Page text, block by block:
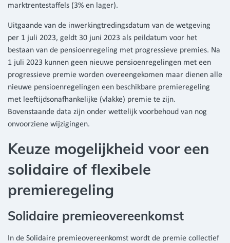
marktrentestaffels (3% en lager).
Uitgaande van de inwerkingtredingsdatum van de wetgeving
per 1 juli 2023, geldt 30 juni 2023 als peildatum voor het
bestaan van de pensioenregeling met progressieve premies. Na
1 juli 2023 kunnen geen nieuwe pensioenregelingen met een
progressieve premie worden overeengekomen maar dienen alle
nieuwe pensioenregelingen een beschikbare premieregeling
met leeftijdsonafhankelijke (vlakke) premie te zijn.
Bovenstaande data zijn onder wettelijk voorbehoud van nog
onvoorziene wijzigingen.
Keuze mogelijkheid voor een
solidaire of flexibele
premieregeling
Solidaire premieovereenkomst
In de Solidaire premieovereenkomst wordt de premie collectief